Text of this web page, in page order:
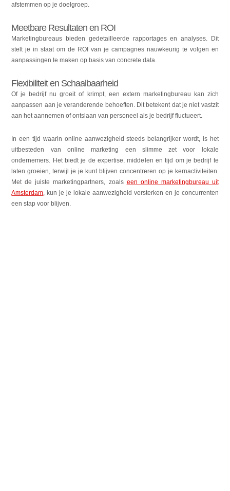
afstemmen op je doelgroep.
Meetbare Resultaten en ROI
Marketingbureaus bieden gedetailleerde rapportages en analyses. Dit
stelt je in staat om de ROI van je campagnes nauwkeurig te volgen en
aanpassingen te maken op basis van concrete data.
Flexibiliteit en Schaalbaarheid
Of je bedrijf nu groeit of krimpt, een extern marketingbureau kan zich
aanpassen aan je veranderende behoeften. Dit betekent dat je niet vastzit
aan het aannemen of ontslaan van personeel als je bedrijf fluctueert.
In een tijd waarin online aanwezigheid steeds belangrijker wordt, is het
uitbesteden van online marketing een slimme zet voor lokale
ondernemers. Het biedt je de expertise, middelen en tijd om je bedrijf te
laten groeien, terwijl je je kunt blijven concentreren op je kernactiviteiten.
Met de juiste marketingpartners, zoals een online marketingbureau uit
Amsterdam, kun je je lokale aanwezigheid versterken en je concurrenten
een stap voor blijven.